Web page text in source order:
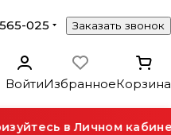
025 Заказать звонок
ВойтиИзбранноеКорзина
в Личном